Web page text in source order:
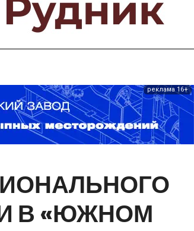
и компании
Конференции
реклама 16+
В «ЮЖНОМ